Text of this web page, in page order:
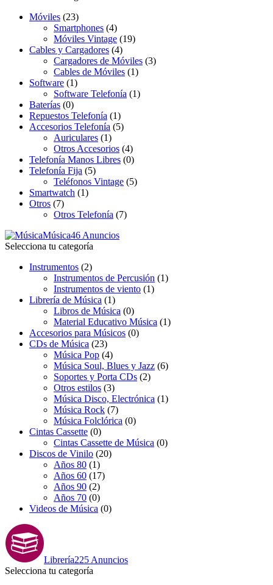
Móviles (23)
Smartphones (4)
Móviles Vintage (19)
Cables y Cargadores (4)
Cargadores de Móviles (3)
Cables de Móviles (1)
Software (1)
Software Telefonía (1)
Baterías (0)
Repuestos Telefonía (1)
Accesorios Telefonía (5)
Auriculares (1)
Otros Accesorios (4)
Telefonía Manos Libres (0)
Telefonía Fija (5)
Teléfonos Vintage (5)
Smartwatch (1)
Otros (7)
Otros Telefonía (7)
Música46 Anuncios
Selecciona tu categoría
Instrumentos (2)
Instrumentos de Percusión (1)
Instrumentos de viento (1)
Librería de Música (1)
Libros de Música (0)
Material Educativo Música (1)
Accesorios para Músicos (0)
CDs de Música (23)
Música Pop (4)
Música Soul, Blues y Jazz (6)
Soportes y Porta CDs (2)
Otros estilos (3)
Música Disco, Electrónica (1)
Música Rock (7)
Música Folclórica (0)
Cintas Cassette (0)
Cintas Cassette de Música (0)
Discos de Vinilo (20)
Años 80 (1)
Años 60 (17)
Años 90 (2)
Años 70 (0)
Videos de Música (0)
Librería225 Anuncios
Selecciona tu categoría